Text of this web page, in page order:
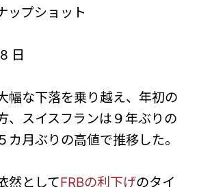
ップショット
日
幅な下落を乗り越え、年初の
、スイスフランは９年ぶりの
カ月ぶりの高値で推移した。
然としてFRBの利下げのタイ